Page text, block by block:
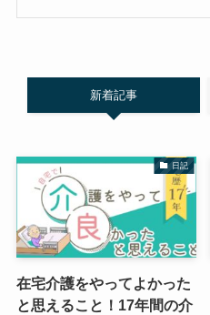
新着記事
日記
在宅介護をやってよかった
と思えること！17年間の介